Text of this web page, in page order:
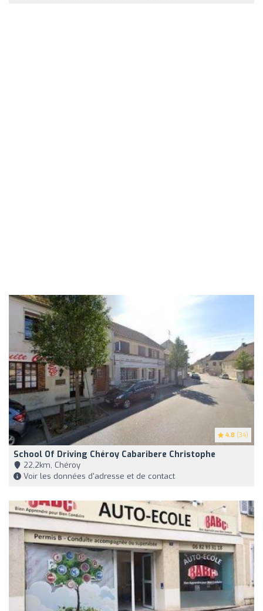
4.8 (34)
School Of Driving Chéroy Cabaribere Christophe
22,2km, Chéroy
Voir les données d'adresse et de contact